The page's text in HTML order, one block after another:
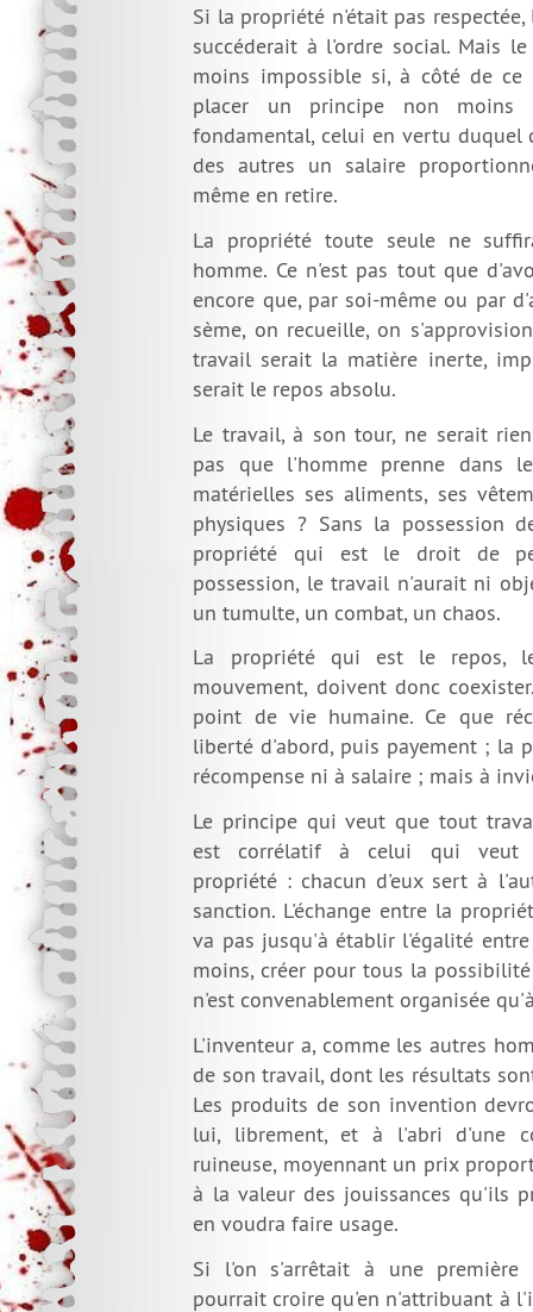
Si la propriété n'était pas
succéderait à l'ordre social. Mais
moins impossible si, à côté de ce
placer un principe non moins
fondamental, celui en vertu duquel
des autres un salaire
même en retire.
La propriété toute seule ne
homme. Ce n'est pas tout que
encore que, par soi-même ou par
sème, on recueille, on
travail serait la matière inerte,
serait le repos absolu.
Le travail, à son tour, ne serait
pas que l'homme prenne dans
matérielles ses aliments, ses
physiques ? Sans la possession
propriété qui est le droit de
possession, le travail n'aurait ni
un tumulte, un combat, un chaos.
La propriété qui est le repos,
mouvement, doivent donc
point de vie humaine. Ce que
liberté d'abord, puis payement ; la
récompense ni à salaire ; mais à
Le principe qui veut que tout
est corrélatif à celui qui veut
propriété : chacun d'eux sert à
sanction. L'échange entre la
va pas jusqu'à établir l'égalité
moins, créer pour tous la
n'est convenablement organisée
L'inventeur a, comme les autres
de son travail, dont les résultats
Les produits de son invention
lui, librement, et à l'abri d'une
ruineuse, moyennant un prix
à la valeur des jouissances qu'ils
en voudra faire usage.
Si l'on s'arrêtait à une première
pourrait croire qu'en n'attribuant à